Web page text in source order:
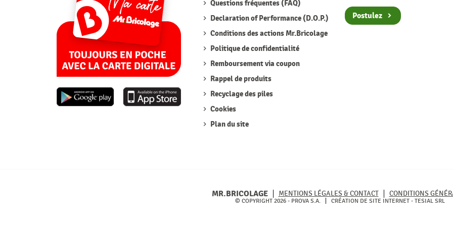
Questions fréquentes (FAQ)
Declaration of Performance (D.O.P.)
Conditions des actions Mr.Bricolage
Politique de confidentialité
Remboursement via coupon
Rappel de produits
Recyclage des piles
Cookies
Plan du site
Postulez
MR.BRICOLAGE MENTIONS LÉGALES & CONTACT CONDITIONS
© COPYRIGHT 2026 - PROVA S.A. CRÉATION DE SITE INTERNET - TESIAL SRL